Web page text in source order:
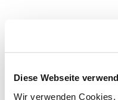
Diese Webseite
Wir verwenden